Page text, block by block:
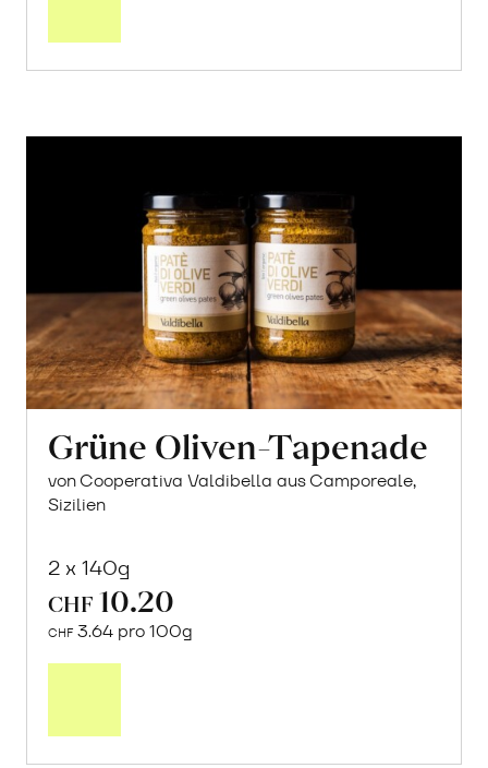
Grüne Oliven-Tapenade
von Cooperativa Valdibella aus Camporeale,
Sizilien
2 x 140g
CHF 10.20
CHF 3.64 pro 100g